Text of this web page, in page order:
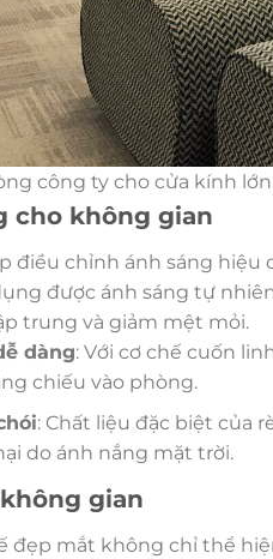
công ty cho cửa kính lớn
cho không gian
điều chỉnh ánh sáng hiệu
được ánh sáng tự
trung và giảm mệt mỏi.
dàng: Với cơ chế cuốn
chiếu vào phòng.
: Chất liệu đặc biệt của
do ánh nắng mặt trời.
gian
đẹp mắt không chỉ thể